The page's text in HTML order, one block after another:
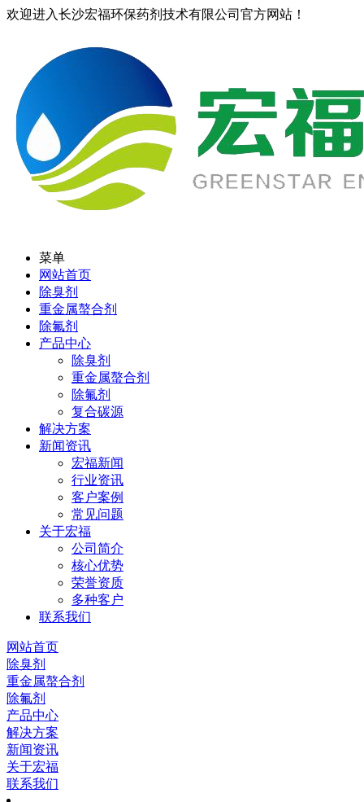
欢迎进入长沙宏福环保药剂技术有限公司官方网站！
菜单
网站首页
除臭剂
重金属螯合剂
除氟剂
产品中心
除臭剂
重金属螯合剂
除氟剂
复合碳源
解决方案
新闻资讯
宏福新闻
行业资讯
客户案例
常见问题
关于宏福
公司简介
核心优势
荣誉资质
多种客户
联系我们
网站首页
除臭剂
重金属螯合剂
除氟剂
产品中心
解决方案
新闻资讯
关于宏福
联系我们